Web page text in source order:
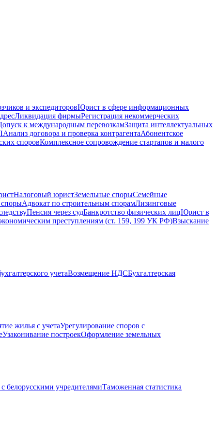
и экспедиторовЮрист в сфере информационных
Ликвидация фирмыРегистрация некоммерческих
к международным перевозкамЗащита интеллектуальных
Анализ договора и проверка контрагентаАбонентское
споровКомплексное сопровождение стартапов и малого
Налоговый юристЗемельные спорыСемейные
Адвокат по строительным спорамЛизинговые
Пенсия через судБанкротство физических лицЮрист в
преступлениям (ст. 159, 199 УК РФ)Взыскание
учетаВозмещение НДСБухгалтерская
жилья с учетаУрегулирование споров с
Узаконивание построекОформление земельных
белорусскими учредителямиТаможенная статистика